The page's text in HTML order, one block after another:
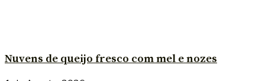
Nuvens de queijo fresco com mel e nozes